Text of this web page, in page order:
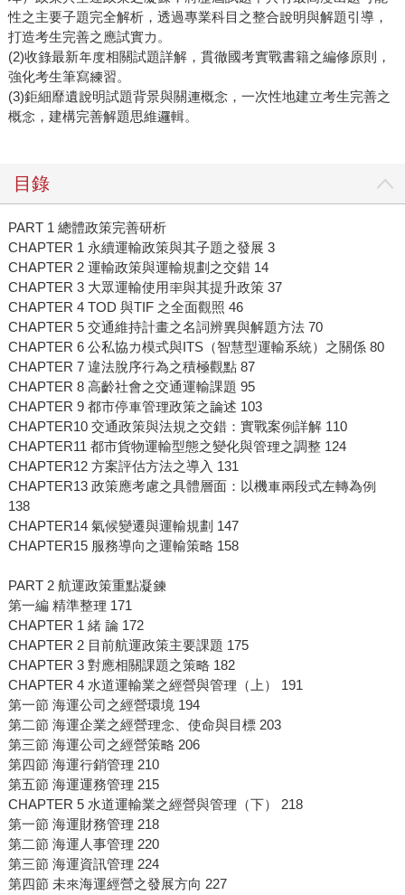
性之主要子題完全解析，透過專業科目之整合說明與解題引導，
打造考生完善之應試實力。
(2)收錄最新年度相關試題詳解，貫徹國考實戰書籍之編修原則，
強化考生筆寫練習。
(3)鉅細靡遺說明試題背景與關連概念，一次性地建立考生完善之
概念，建構完善解題思維邏輯。
目錄
PART 1 總體政策完善研析
CHAPTER 1 永續運輸政策與其子題之發展 3
CHAPTER 2 運輸政策與運輸規劃之交錯 14
CHAPTER 3 大眾運輸使用率與其提升政策 37
CHAPTER 4 TOD 與TIF 之全面觀照 46
CHAPTER 5 交通維持計畫之名詞辨異與解題方法 70
CHAPTER 6 公私協力模式與ITS（智慧型運輸系統）之關係 80
CHAPTER 7 違法脫序行為之積極觀點 87
CHAPTER 8 高齡社會之交通運輸課題 95
CHAPTER 9 都市停車管理政策之論述 103
CHAPTER10 交通政策與法規之交錯：實戰案例詳解 110
CHAPTER11 都市貨物運輸型態之變化與管理之調整 124
CHAPTER12 方案評估方法之導入 131
CHAPTER13 政策應考慮之具體層面：以機車兩段式左轉為例
138
CHAPTER14 氣候變遷與運輸規劃 147
CHAPTER15 服務導向之運輸策略 158
PART 2 航運政策重點凝鍊
第一編 精準整理 171
CHAPTER 1 緒 論 172
CHAPTER 2 目前航運政策主要課題 175
CHAPTER 3 對應相關課題之策略 182
CHAPTER 4 水道運輸業之經營與管理（上） 191
第一節 海運公司之經營環境 194
第二節 海運企業之經營理念、使命與目標 203
第三節 海運公司之經營策略 206
第四節 海運行銷管理 210
第五節 海運運務管理 215
CHAPTER 5 水道運輸業之經營與管理（下） 218
第一節 海運財務管理 218
第二節 海運人事管理 220
第三節 海運資訊管理 224
第四節 未來海運經營之發展方向 227